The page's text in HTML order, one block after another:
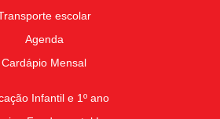
escolar
Agenda
Cardápio Mensal
Infantil e 1º ano